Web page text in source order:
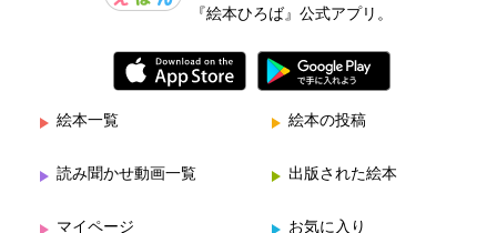
『絵本ひろば』公式アプリ。
絵本一覧 絵本の投稿
読み聞かせ動画一覧 出版された絵本
マイページ お気に入り